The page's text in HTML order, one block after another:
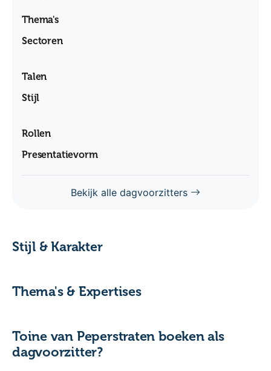
Thema's
Sectoren
Talen
Stijl
Rollen
Presentatievorm
Bekijk alle dagvoorzitters
Stijl & Karakter
Thema's & Expertises
Toine van Peperstraten boeken als
dagvoorzitter?